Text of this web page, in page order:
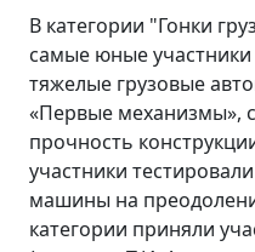
В категории "Гонки
самые юные
тяжелые грузовые
«Первые механизмы»,
прочность
участники
машины на
категории приняли